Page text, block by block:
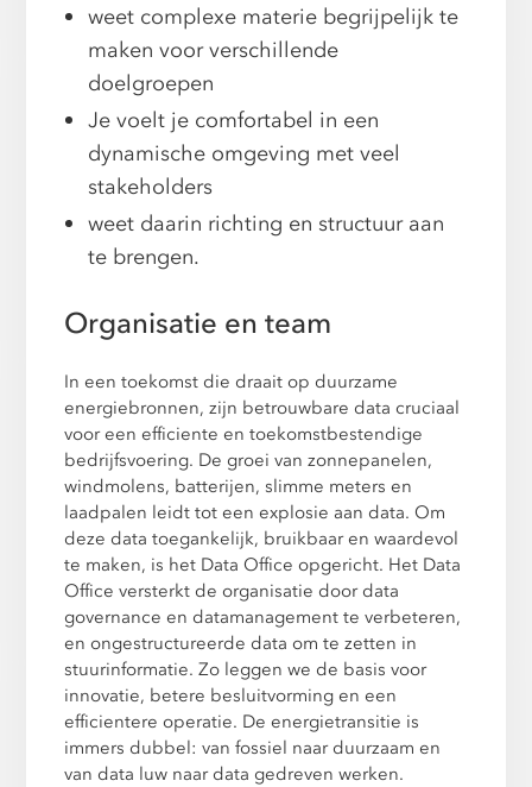
weet complexe materie begrijpelijk te
maken voor verschillende
doelgroepen
Je voelt je comfortabel in een
dynamische omgeving met veel
stakeholders
weet daarin richting en structuur aan
te brengen.
Organisatie en team
In een toekomst die draait op duurzame
energiebronnen, zijn betrouwbare data cruciaal
voor een efficiente en toekomstbestendige
bedrijfsvoering. De groei van zonnepanelen,
windmolens, batterijen, slimme meters en
laadpalen leidt tot een explosie aan data. Om
deze data toegankelijk, bruikbaar en waardevol
te maken, is het Data Office opgericht. Het Data
Office versterkt de organisatie door data
governance en datamanagement te verbeteren,
en ongestructureerde data om te zetten in
stuurinformatie. Zo leggen we de basis voor
innovatie, betere besluitvorming en een
efficientere operatie. De energietransitie is
immers dubbel: van fossiel naar duurzaam en
van data luw naar data gedreven werken.